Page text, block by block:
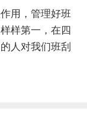
用，管理好班
样第一，在四
人对我们班刮